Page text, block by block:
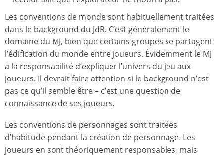
Les conventions de monde sont habituellement traitées
dans le background du JdR. C’est généralement le
domaine du MJ, bien que certains groupes se partagent
l’édification du monde entre joueurs. Évidemment le MJ
a la responsabilité d’expliquer l’univers du jeu aux
joueurs. Il devrait faire attention si le background n’est
pas ce qu’il semble être – c’est une question de
connaissance de ses joueurs.
Les conventions de personnages sont traitées
d’habitude pendant la création de personnage. Les
joueurs en sont théoriquement responsables, mais